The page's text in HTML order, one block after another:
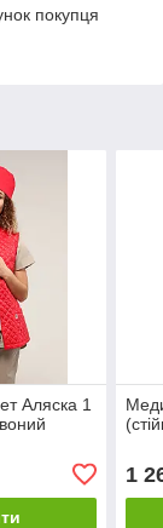
покупця
Аляска 1
1